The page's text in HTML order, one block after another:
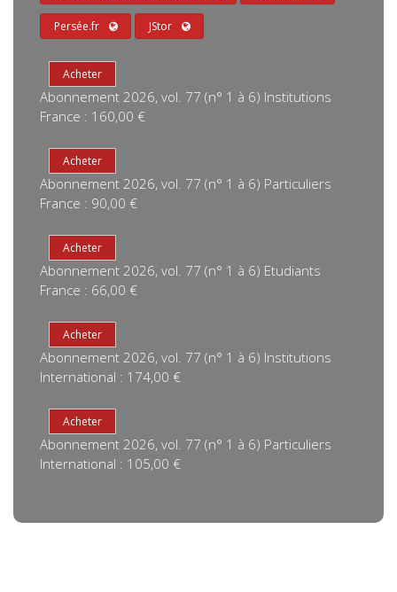
Persée.fr JStor
Abonnement 2026, vol. 77 (n° 1 à 6) Institutions
France : 160,00 €
Abonnement 2026, vol. 77 (n° 1 à 6) Particuliers
France : 90,00 €
Abonnement 2026, vol. 77 (n° 1 à 6) Etudiants
France : 66,00 €
Abonnement 2026, vol. 77 (n° 1 à 6) Institutions
International : 174,00 €
Abonnement 2026, vol. 77 (n° 1 à 6) Particuliers
International : 105,00 €